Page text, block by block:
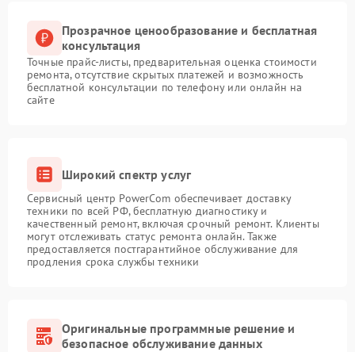
Прозрачное ценообразование и бесплатная
консультация
Точные прайс-листы, предварительная оценка стоимости
ремонта, отсутствие скрытых платежей и возможность
бесплатной консультации по телефону или онлайн на
сайте
Широкий спектр услуг
Сервисный центр PowerCom обеспечивает доставку
техники по всей РФ, бесплатную диагностику и
качественный ремонт, включая срочный ремонт. Клиенты
могут отслеживать статус ремонта онлайн. Также
предоставляется постгарантийное обслуживание для
продления срока службы техники
Оригинальные программные решение и
безопасное обслуживание данных